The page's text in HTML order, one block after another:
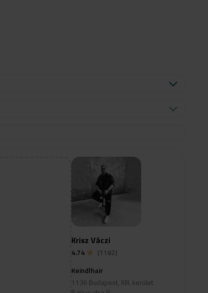
Krisz Váczi
4.74
(1182)
Keindlhair
1136 Budapest, XIII. kerület